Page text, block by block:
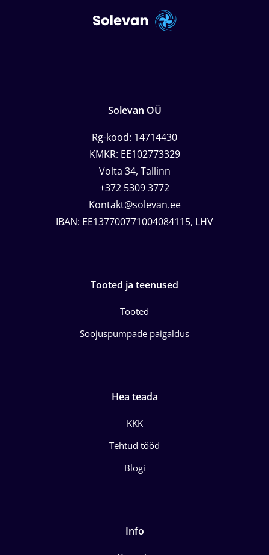
Solevan OÜ
Rg-kood: 14714430
KMKR: EE102773329
Volta 34, Tallinn
+372 5309 3772
Kontakt@solevan.ee
IBAN: EE137700771004084115, LHV
Tooted ja teenused
Tooted
Soojuspumpade paigaldus
Hea teada
KKK
Tehtud tööd
Blogi
Info